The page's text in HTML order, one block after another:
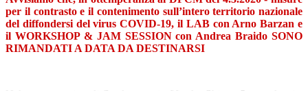
per il contrasto e il contenimento sull’intero territorio nazionale
del diffondersi del virus COVID-19, il LAB con Arno Barzan e
il WORKSHOP & JAM SESSION con Andrea Braido SONO
RIMANDATI A DATA DA DESTINARSI